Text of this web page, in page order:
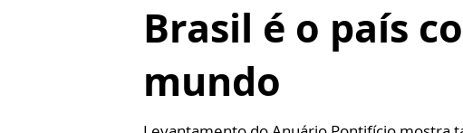
Brasil é o país
mundo